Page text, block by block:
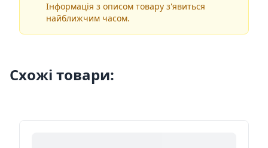
Інформація з описом товару з'явиться
найближчим часом.
Схожі товари: